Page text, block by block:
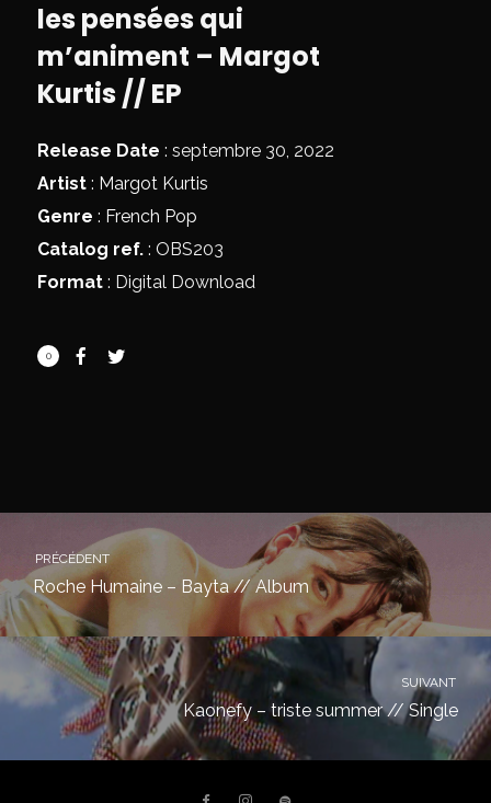
les pensées qui
m’animent – Margot
Kurtis // EP
Release Date : septembre 30, 2022
Artist : Margot Kurtis
Genre : French Pop
Catalog ref. : OBS203
Format : Digital Download
0
PRÉCÉDENT
Roche Humaine – Bayta // Album
SUIVANT
Kaonefy – triste summer // Single